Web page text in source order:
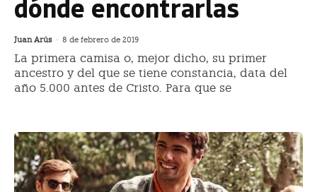
dónde encontrarlas
Juan Arús - 8 de febrero de 2019
La primera camisa o, mejor dicho, su primer
ancestro y del que se tiene constancia, data del
año 5.000 antes de Cristo. Para que se